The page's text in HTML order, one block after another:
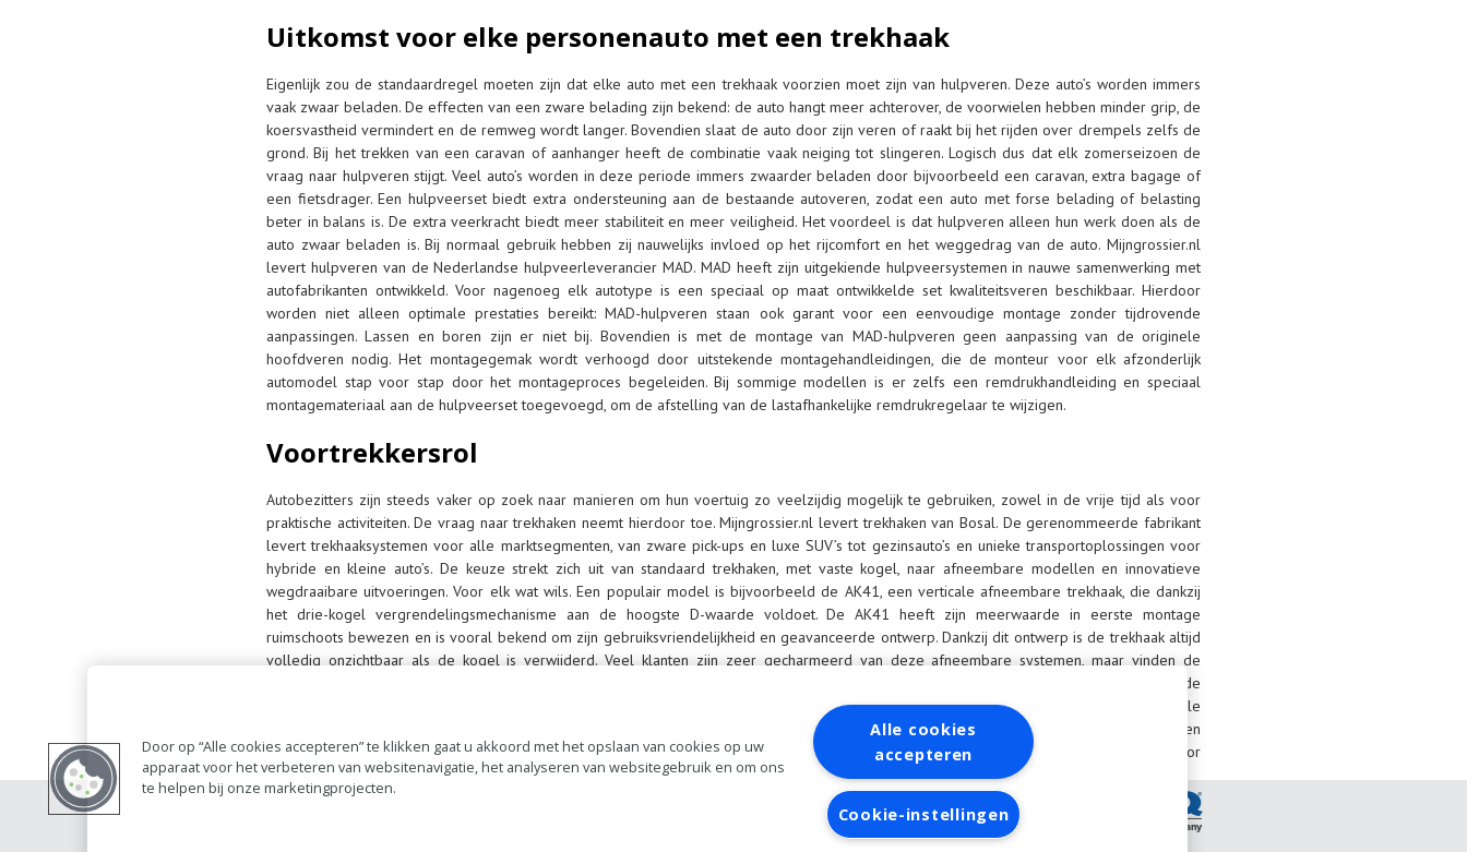
Uitkomst voor elke personenauto met een trekhaak
Eigenlijk zou de standaardregel moeten zijn dat elke auto met een trekhaak voorzien moet zijn van hulpveren. Deze auto’s worden immers
vaak zwaar beladen. De effecten van een zware belading zijn bekend: de auto hangt meer achterover, de voorwielen hebben minder grip, de
koersvastheid vermindert en de remweg wordt langer. Bovendien slaat de auto door zijn veren of raakt bij het rijden over drempels zelfs de
grond. Bij het trekken van een caravan of aanhanger heeft de combinatie vaak neiging tot slingeren. Logisch dus dat elk zomerseizoen de
vraag naar hulpveren stijgt. Veel auto’s worden in deze periode immers zwaarder beladen door bijvoorbeeld een caravan, extra bagage of
een fietsdrager. Een hulpveerset biedt extra ondersteuning aan de bestaande autoveren, zodat een auto met forse belading of belasting
beter in balans is. De extra veerkracht biedt meer stabiliteit en meer veiligheid. Het voordeel is dat hulpveren alleen hun werk doen als de
auto zwaar beladen is. Bij normaal gebruik hebben zij nauwelijks invloed op het rijcomfort en het weggedrag van de auto. Mijngrossier.nl
levert hulpveren van de Nederlandse hulpveerleverancier MAD. MAD heeft zijn uitgekiende hulpveersystemen in nauwe samenwerking met
autofabrikanten ontwikkeld. Voor nagenoeg elk autotype is een speciaal op maat ontwikkelde set kwaliteitsveren beschikbaar. Hierdoor
worden niet alleen optimale prestaties bereikt: MAD-hulpveren staan ook garant voor een eenvoudige montage zonder tijdrovende
aanpassingen. Lassen en boren zijn er niet bij. Bovendien is met de montage van MAD-hulpveren geen aanpassing van de originele
hoofdveren nodig. Het montagegemak wordt verhoogd door uitstekende montagehandleidingen, die de monteur voor elk afzonderlijk
automodel stap voor stap door het montageproces begeleiden. Bij sommige modellen is er zelfs een remdrukhandleiding en speciaal
montagemateriaal aan de hulpveerset toegevoegd, om de afstelling van de lastafhankelijke remdrukregelaar te wijzigen.
Voortrekkersrol
Autobezitters zijn steeds vaker op zoek naar manieren om hun voertuig zo veelzijdig mogelijk te gebruiken, zowel in de vrije tijd als voor
praktische activiteiten. De vraag naar trekhaken neemt hierdoor toe. Mijngrossier.nl levert trekhaken van Bosal. De gerenommeerde fabrikant
levert trekhaaksystemen voor alle marktsegmenten, van zware pick-ups en luxe SUV’s tot gezinsauto’s en unieke transportoplossingen voor
hybride en kleine auto’s. De keuze strekt zich uit van standaard trekhaken, met vaste kogel, naar afneembare modellen en innovatieve
wegdraaibare uitvoeringen. Voor elk wat wils. Een populair model is bijvoorbeeld de AK41, een verticale afneembare trekhaak, die dankzij
het drie-kogel vergrendelingsmechanisme aan de hoogste D-waarde voldoet. De AK41 heeft zijn meerwaarde in eerste montage
ruimschoots bewezen en is vooral bekend om zijn gebruiksvriendelijkheid en geavanceerde ontwerp. Dankzij dit ontwerp is de trekhaak altijd
volledig onzichtbaar als de kogel is verwijderd. Veel klanten zijn zeer gecharmeerd van deze afneembare systemen, maar vinden de
aanschafprijs een struikelblok. Bosal heeft daarom Ecofit ontwikkeld, een betaalbare afneembare oplossing die voldoet aan alle eisen van de
gebruiker. Of het nu gaat over het trekken van een paardentrailer, caravan, boot, fietsenrek of aanhangwagen: Ecofit is hiervoor de ideale
oplossing. Dankzij zijn praktische technische ontwerp is Ecofit eenvoudig in gebruik, 100 procent veilig en uitermate betrouwbaar. Monteren en
demonteren kan binnen enkele seconden, ongeacht het type auto. Ecofit voldoet aan de veeleisende Europese kwaliteitsspecificaties voor
trekhaken. Een uitstekend alternatief dus.
Door op “Alle cookies accepteren” te klikken gaat u akkoord met het opslaan van cookies op uw
apparaat voor het verbeteren van websitenavigatie, het analyseren van websitegebruik en om ons
te helpen bij onze marketingprojecten.
Alle cookies
accepteren
Cookie-instellingen